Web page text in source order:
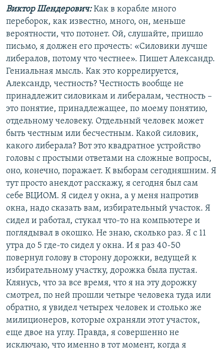
Виктор Шендерович:Как в корабле много
переборок, как известно, много, он, меньше
вероятности, что потонет. Ой, слушайте, пришло
письмо, я должен его прочесть: «Силовики лучше
либералов, потому что честнее». Пишет Александр.
Гениальная мысль. Как это коррелируется,
Александр, честность? Честность вообще не
принадлежит силовикам и либералам, честность –
это понятие, принадлежащее, по моему понятию,
отдельному человеку. Отдельный человек может
быть честным или бесчестным. Какой силовик,
какого либерала? Вот это квадратное устройство
головы с простыми ответами на сложные вопросы,
оно, конечно, поражает. К выборам сегодняшним. Я
тут просто анекдот расскажу, я сегодня был сам
себе ВЦИОМ. Я сидел у окна, а у меня напротив
окна, надо сказать вам, избирательный участок. Я
сидел и работал, стукал что-то на компьютере и
поглядывал в окошко. Не знаю, сколько раз. Я с 11
утра до 5 где-то сидел у окна. И я раз 40-50
повернул голову в сторону дорожки, ведущей к
избирательному участку, дорожка была пустая.
Клянусь, что за все время, что я на эту дорожку
смотрел, по ней прошли четыре человека туда или
обратно, я увидел четырех человек и столько же
милиционеров, которые охраняли этот участок,
еще двое на углу. Правда, я совершенно не
исключаю, что именно в тот момент, когда я